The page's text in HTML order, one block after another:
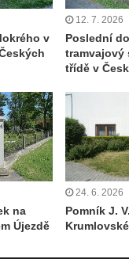
a 2. světové války ve
na hřbitově ve Veltěži
na hřbitově ve Veltěži
na hřbitově ve Veltěži
na hřbitově ve
v
12. 7. 2026
Poslední
tramvajový
třídě v
na
Újezdě
24. 6. 2026
Pomník J.